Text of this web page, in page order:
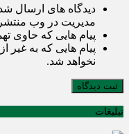
دیدگاه های ارسال
مدیریت در وب
پیام هایی که حاوی
پیام هایی که به غیر
نخواهد شد.
ثبت دیدگاه
تبلیغات